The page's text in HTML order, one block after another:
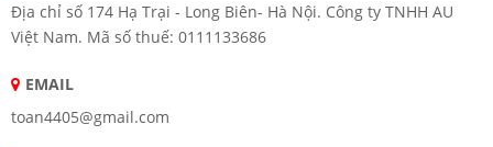
Địa chỉ số 174 Hạ Trại - Long Biên- Hà Nội. Công ty TNHH AU
Việt Nam. Mã số thuế: 0111133686
EMAIL
toan4405@gmail.com